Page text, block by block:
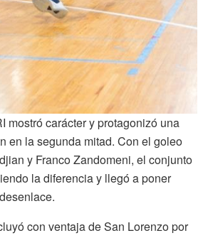
mostró carácter y protagonizó una
en la segunda mitad. Con el goleo
y Franco Zandomeni, el conjunto
la diferencia y llegó a poner
con ventaja de San Lorenzo por